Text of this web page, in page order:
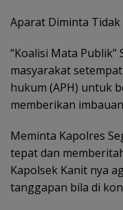
Aparat Diminta
“Koalisi Mata
masyarakat
hukum (APH) untuk
memberikan
Meminta Kapolres
tepat dan
Kapolsek Kanit nya
tanggapan bila di